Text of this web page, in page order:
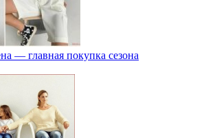
— главная покупка сезона